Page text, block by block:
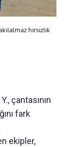
hırsızlık
çantasının
fark
ekipler,